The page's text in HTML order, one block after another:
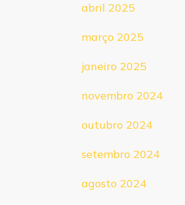
abril 2025
março 2025
janeiro 2025
novembro 2024
outubro 2024
setembro 2024
agosto 2024